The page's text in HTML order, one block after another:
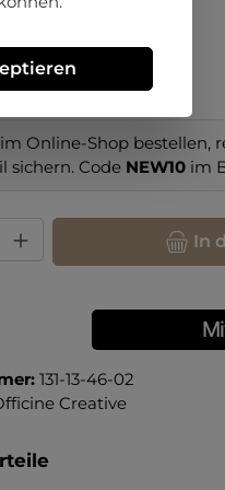
Online-Shop bestellen,
sichern. Code NEW10 im
Gib den gewünschten
In
131-13-46-02
Creative